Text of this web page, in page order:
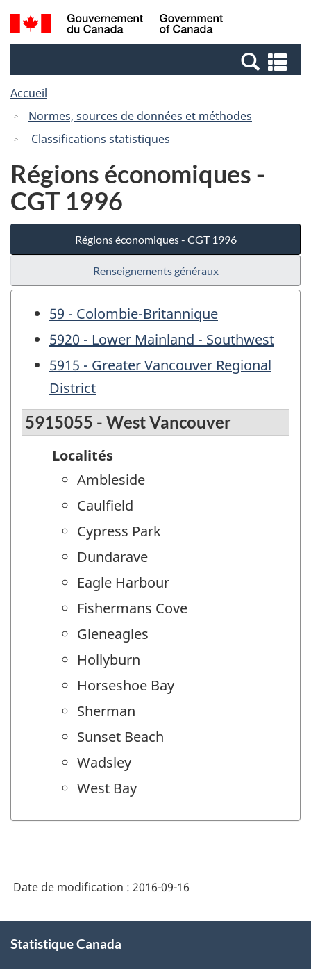
Passer
au
Passer
à
Canada
Recherche
et
et
Accueil
Normes, sources de données et méthodes
Classifications statistiques
Régions économiques -
CGT 1996
Régions économiques - CGT 1996
Renseignements généraux
59 - Colombie-Britannique
5920 - Lower Mainland - Southwest
5915 - Greater Vancouver Regional
District
5915055 - West Vancouver
Localités
Ambleside
Caulfield
Cypress Park
Dundarave
Eagle Harbour
Fishermans Cove
Gleneagles
Hollyburn
Horseshoe Bay
Sherman
Sunset Beach
Wadsley
West Bay
Date de modification : 2016-09-16
propos
Statistique Canada